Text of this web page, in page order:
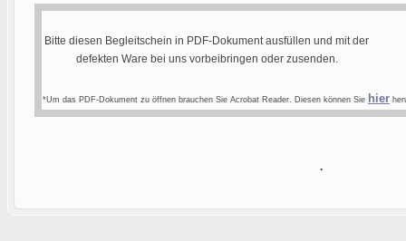
Bitte diesen Begleitschein in PDF-Dokument ausfüllen und mit der
defekten Ware bei uns vorbeibringen oder zusenden.
*Um das PDF-Dokument zu öffnen brauchen Sie Acrobat Reader. Diesen können Sie hier
.